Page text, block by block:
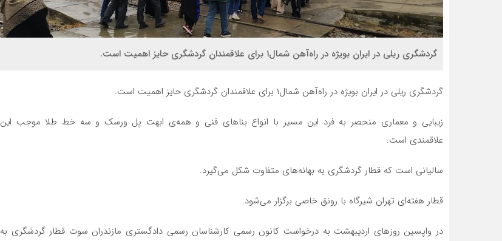
گردشگری ریلی در ایران بویژه در راه‌آهن شمال۱ برای علاقمندان گردشگری حایز اهمیت است.
گردشگری ریلی در ایران بویژه در راه‌آهن شمال۱ برای علاقمندان گردشگری حایز اهمیت است.
زیبایی و معماری منحصر به فرد این مسیر با انواع بناهای فنی و همه‌ی ابهت پل ورسک و سه خط طلا موجب این
علاقمندی است.
سالیانی است که قطار گردشگری به بهانه‌های متفاوت شکل می‌گیرد.
قطار هفته‌ای تهران شیرگاه با رونق خاصی برگزار می‌شود.
در واپسین روزهای اردیبهشت به درخواست کانون رسمی کارشناسان رسمی دادگستری مازندران سوت قطار گردشگری به